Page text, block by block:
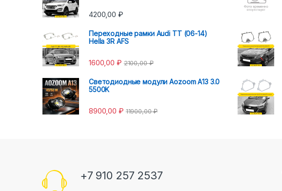
4200,00 ₽
Переходные рамки Audi TT (06-14)
Hella 3R AFS
1600,00 ₽ 2100,00₽
Светодиодные модули Aozoom A13 3.0
5500K
8900,00 ₽ 11900,00₽
+7 910 257 2537